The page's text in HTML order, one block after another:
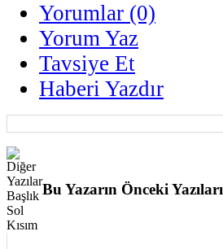
Yorumlar (0)
Yorum Yaz
Tavsiye Et
Haberi Yazdır
Bu Yazarın Önceki Yazıları